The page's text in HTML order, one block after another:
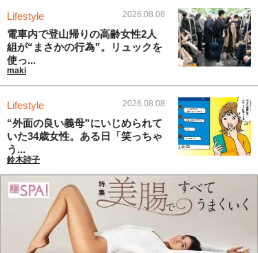
Lifestyle 2026.08.08
電車内で登山帰りの高齢女性2人
組が“まさかの行為”。リュックを
使っ...
maki
Lifestyle 2026.08.08
“外面の良い義母”にいじめられて
いた34歳女性。ある日「笑っちゃ
う...
鈴木詩子